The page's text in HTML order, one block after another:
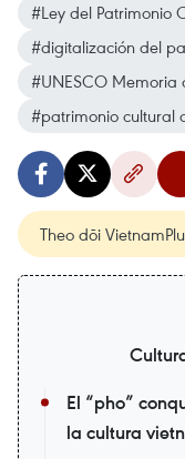
#Ley del Patrimonio
#digitalización del
#UNESCO Memoria
#patrimonio cultural
Theo dõi
El “pho”
la cultura